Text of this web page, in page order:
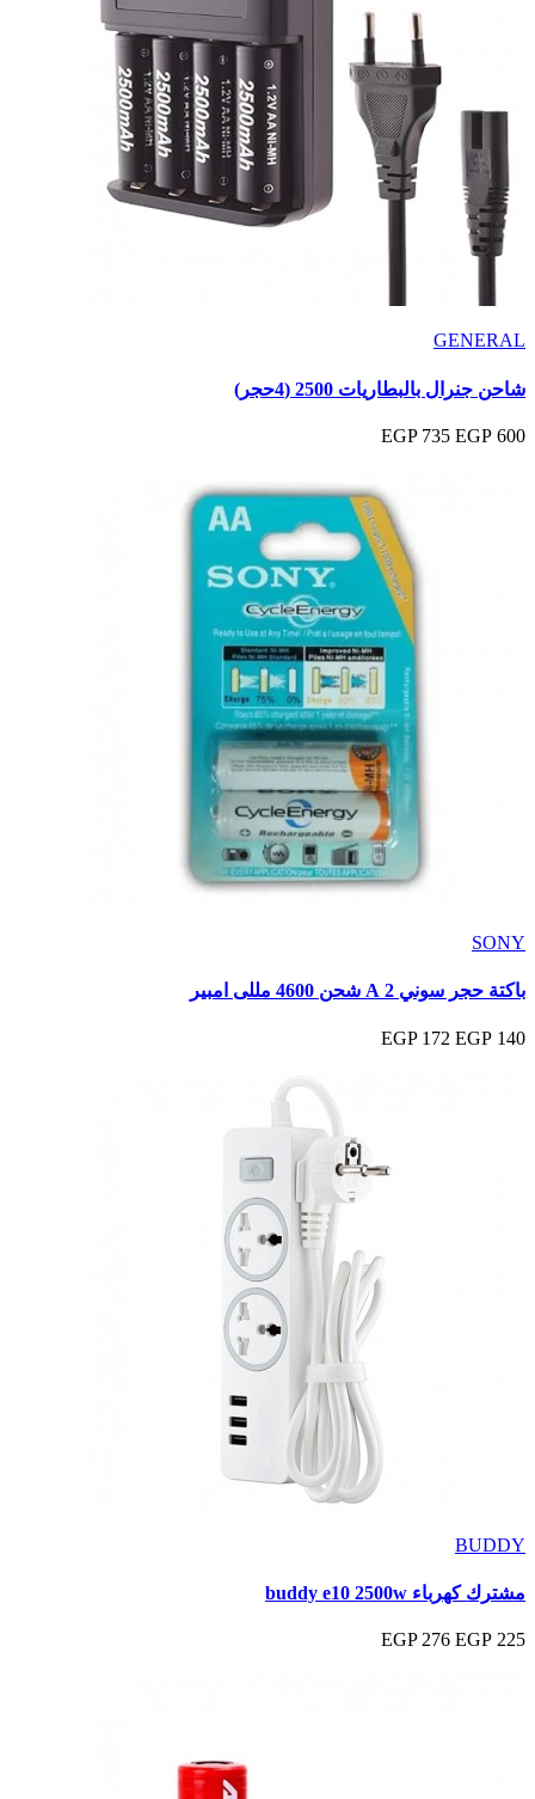
GENERAL
شاحن جنرال بالبطاريات 2500 (4حجر)
600 EGP
735 EGP
SONY
باكتة حجر سوني 2 A شحن 4600 مللى امبير
140 EGP
172 EGP
BUDDY
مشترك كهرباء buddy e10 2500w
225 EGP
276 EGP